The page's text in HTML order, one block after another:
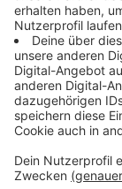
Der Elternrat
der alle
können:
https://